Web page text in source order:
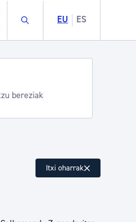
Buscar EU ES
bereziak
Itxi oharrak